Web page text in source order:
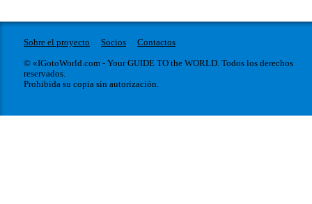
Sobre el proyecto Socios
Contactos
© «IGotoWorld.com - Your GUIDE TO the WORLD. Todos los derechos
reservados.
Prohibida su copia sin autorización.